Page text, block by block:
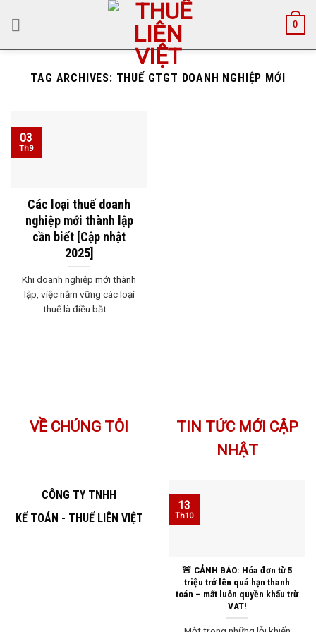
0
TAG ARCHIVES: THUẾ GTGT DOANH NGHIỆP MỚI
Các loại thuế doanh
nghiệp mới thành lập
cần biết [Cập nhật
2025]
Khi doanh nghiệp mới thành
lập, việc nắm vững các loại
thuế là điều bắt ...
03
Th9
VỀ CHÚNG TÔI
CÔNG TY TNHH
KẾ TOÁN - THUẾ LIÊN VIỆT
TIN TỨC MỚI CẬP
NHẬT
🚨 CẢNH BÁO: Hóa đơn từ 5
triệu trở lên quá hạn thanh
toán – mất luôn quyền khấu trừ
VAT!
13
Th10